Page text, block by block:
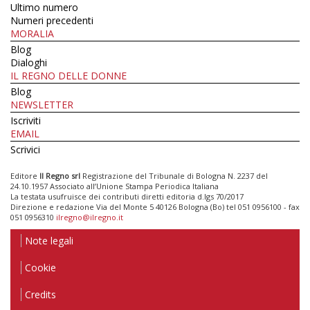
Ultimo numero
Numeri precedenti
MORALIA
Blog
Dialoghi
IL REGNO DELLE DONNE
Blog
NEWSLETTER
Iscriviti
EMAIL
Scrivici
Editore Il Regno srl Registrazione del Tribunale di Bologna N. 2237 del
24.10.1957 Associato all’Unione Stampa Periodica Italiana
La testata usufruisce dei contributi diretti editoria d.lgs 70/2017
Direzione e redazione Via del Monte 5 40126 Bologna (Bo) tel 051 0956100 - fax
051 0956310 ilregno@ilregno.it
Note legali
Cookie
Credits